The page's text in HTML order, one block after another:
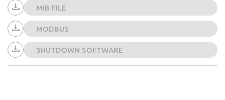
MIB FILE
MODBUS
SHUTDOWN SOFTWARE